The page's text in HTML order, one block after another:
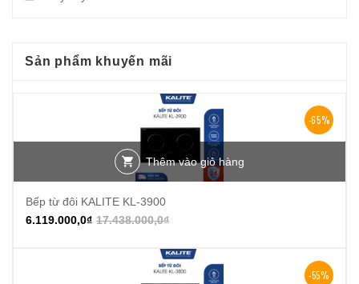
Sản phẩm khuyến mãi
-65%
Thêm vào giỏ hàng
Bếp từ đôi KALITE KL-3900
17.438.000,0₫
6.119.000,0₫
-55%